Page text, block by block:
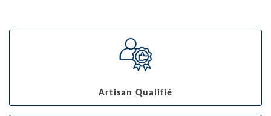
Artisan Qualifié